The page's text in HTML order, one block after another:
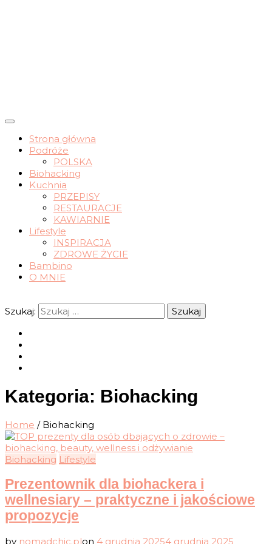
nomadchic.pl
wrocławskie życie slow
Strona główna
Podróże
POLSKA
Biohacking
Kuchnia
PRZEPISY
RESTAURACJE
KAWIARNIE
Lifestyle
INSPIRACJA
ZDROWE ŻYCIE
Bambino
O MNIE
Szukaj:
Kategoria: Biohacking
Home / Biohacking
Biohacking Lifestyle
Prezentownik dla biohackera i
wellnesiary – praktyczne i jakościowe
propozycje
by nomadchic.plon 4 grudnia 20254 grudnia 2025